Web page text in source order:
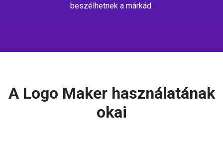
beszélhetnek a márkád.
A Logo Maker használatának
okai